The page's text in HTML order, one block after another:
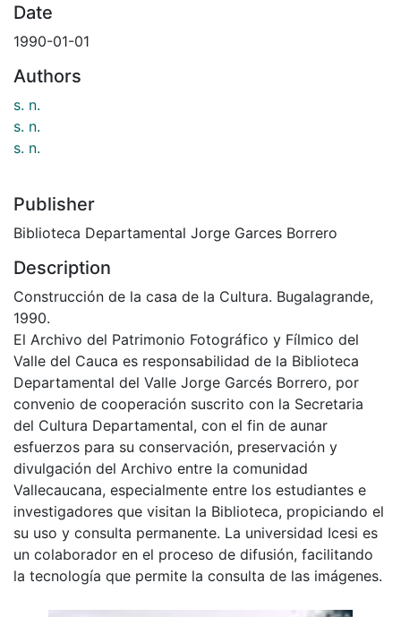
Date
1990-01-01
Authors
s. n.
s. n.
s. n.
Publisher
Biblioteca Departamental Jorge Garces Borrero
Description
Construcción de la casa de la Cultura. Bugalagrande,
1990.
El Archivo del Patrimonio Fotográfico y Fílmico del
Valle del Cauca es responsabilidad de la Biblioteca
Departamental del Valle Jorge Garcés Borrero, por
convenio de cooperación suscrito con la Secretaria
del Cultura Departamental, con el fin de aunar
esfuerzos para su conservación, preservación y
divulgación del Archivo entre la comunidad
Vallecaucana, especialmente entre los estudiantes e
investigadores que visitan la Biblioteca, propiciando el
su uso y consulta permanente. La universidad Icesi es
un colaborador en el proceso de difusión, facilitando
la tecnología que permite la consulta de las imágenes.